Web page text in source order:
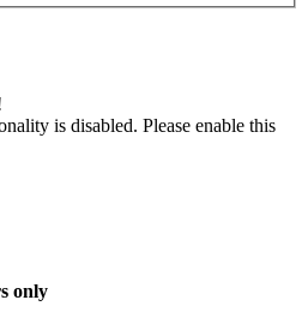
is disabled. Please enable this
only